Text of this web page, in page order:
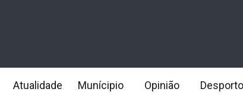
Atualidade Munícipio Opinião Desporto